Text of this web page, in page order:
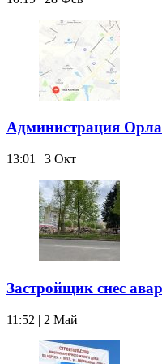
Администрация
13:01 | 3 Окт
Застройщик снес
11:52 | 2 Май